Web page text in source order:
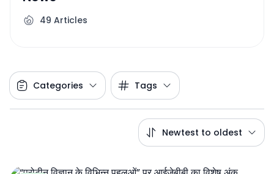
49 Articles
Categories Tags
Newtest to oldest